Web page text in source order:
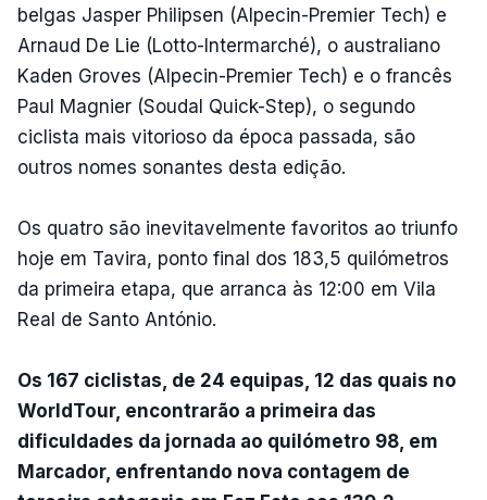
belgas Jasper Philipsen (Alpecin-Premier Tech) e
Arnaud De Lie (Lotto-Intermarché), o australiano
Kaden Groves (Alpecin-Premier Tech) e o francês
Paul Magnier (Soudal Quick-Step), o segundo
ciclista mais vitorioso da época passada, são
outros nomes sonantes desta edição.
Os quatro são inevitavelmente favoritos ao triunfo
hoje em Tavira, ponto final dos 183,5 quilómetros
da primeira etapa, que arranca às 12:00 em Vila
Real de Santo António.
Os 167 ciclistas, de 24 equipas, 12 das quais no
WorldTour, encontrarão a primeira das
dificuldades da jornada ao quilómetro 98, em
Marcador, enfrentando nova contagem de